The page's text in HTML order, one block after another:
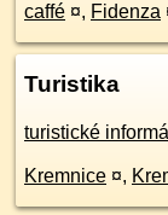
caffé ¤, Fidenza
Turistika
turistické
Kremnice ¤,